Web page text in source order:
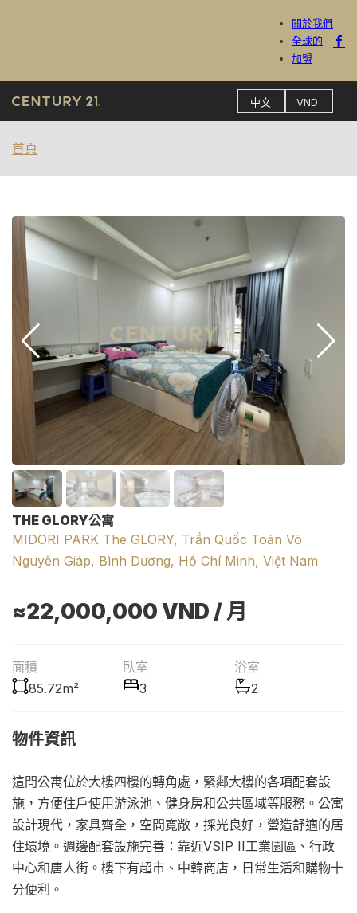
關於我們
全球的
加盟
首頁
THE GLORY公寓
MIDORI PARK The GLORY, Trần Quốc Toản Võ
Nguyên Giáp, Bình Dương, Hồ Chí Minh, Việt Nam
≈22,000,000VND / 月
面積
85.72m²
臥室
3
浴室
2
物件資訊
這間公寓位於大樓四樓的轉角處，緊鄰大樓的各項配套設
施，方便住戶使用游泳池、健身房和公共區域等服務。公寓
設計現代，家具齊全，空間寬敞，採光良好，營造舒適的居
住環境。週邊配套設施完善：靠近VSIP II工業園區、行政
中心和唐人街。樓下有超市、中韓商店，日常生活和購物十
分便利。